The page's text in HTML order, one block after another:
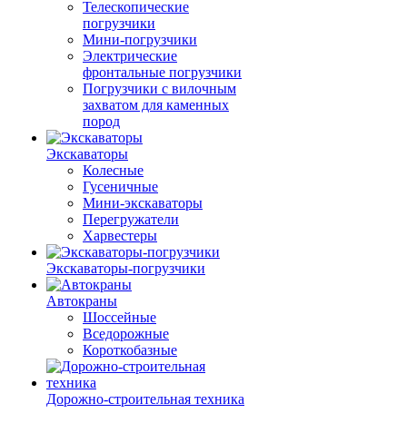
Телескопические
погрузчики
Мини-погрузчики
Электрические
фронтальные погрузчики
Погрузчики с вилочным
захватом для каменных
пород
Экскаваторы
Колесные
Гусеничные
Мини-экскаваторы
Перегружатели
Харвестеры
Экскаваторы-погрузчики
Автокраны
Шоссейные
Вседорожные
Короткобазные
Дорожно-строительная техника